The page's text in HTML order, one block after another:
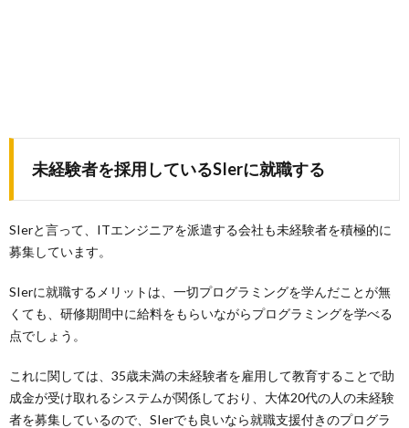
未経験者を採用しているSIerに就職する
SIerと言って、ITエンジニアを派遣する会社も未経験者を積極的に
募集しています。
SIerに就職するメリットは、一切プログラミングを学んだことが無
くても、研修期間中に給料をもらいながらプログラミングを学べる
点でしょう。
これに関しては、35歳未満の未経験者を雇用して教育することで助
成金が受け取れるシステムが関係しており、大体20代の人の未経験
者を募集しているので、SIerでも良いなら就職支援付きのプログラ